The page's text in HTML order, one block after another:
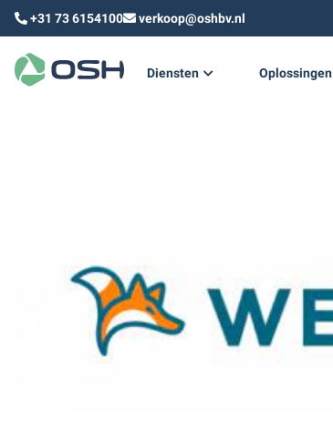
+31 73 6154100 verkoop@oshbv.nl
Diensten Oplossingen